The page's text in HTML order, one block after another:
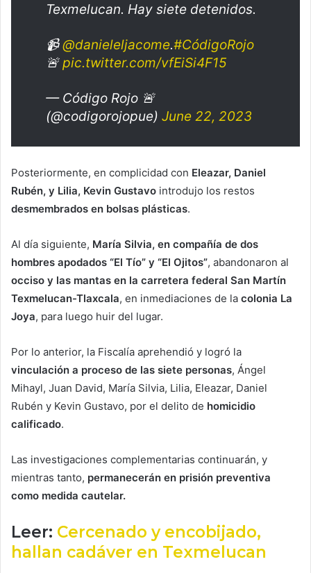
Texmelucan. Hay siete detenidos.
📹@danieleljacome.#CódigoRojo
🚨pic.twitter.com/vfEiSi4F15
— Código Rojo 🚨
(@codigorojopue) June 22, 2023
Posteriormente, en complicidad con Eleazar, Daniel
Rubén, y Lilia, Kevin Gustavo introdujo los restos
desmembrados en bolsas plásticas.
Al día siguiente, María Silvia, en compañía de dos
hombres apodados “El Tío” y “El Ojitos”, abandonaron al
occiso y las mantas en la carretera federal San Martín
Texmelucan-Tlaxcala, en inmediaciones de la colonia La
Joya, para luego huir del lugar.
Por lo anterior, la Fiscalía aprehendió y logró la
vinculación a proceso de las siete personas, Ángel
Mihayl, Juan David, María Silvia, Lilia, Eleazar, Daniel
Rubén y Kevin Gustavo, por el delito de homicidio
calificado.
Las investigaciones complementarias continuarán, y
mientras tanto, permanecerán en prisión preventiva
como medida cautelar.
Leer: Cercenado y encobijado,
hallan cadáver en Texmelucan